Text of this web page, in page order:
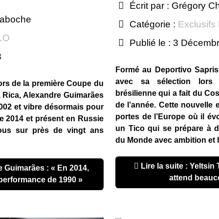
de la première Coupe du
Alexandre Guimarães
et vibre désormais pour
2014 et présent en Russie
sur près de vingt ans
de 1990 »
Écrit par : Grégory
Catégorie : Exclusifs
Publié le : 3
Formé au Deportivo
avec sa sélection lors
brésilienne qui a fait du
de l’année. Cette
portes de l’Europe où il
un Tico qui se prépare à
du Monde avec ambition et
attend